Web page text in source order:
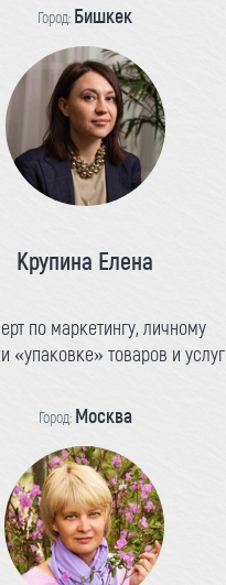
Город: Бишкек
Крупина Елена
по маркетингу, личному
«упаковке» товаров и услуг
Город: Москва